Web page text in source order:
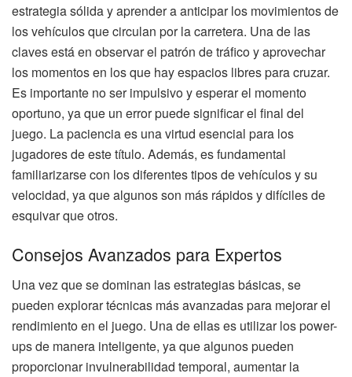
estrategia sólida y aprender a anticipar los movimientos de
los vehículos que circulan por la carretera. Una de las
claves está en observar el patrón de tráfico y aprovechar
los momentos en los que hay espacios libres para cruzar.
Es importante no ser impulsivo y esperar el momento
oportuno, ya que un error puede significar el final del
juego. La paciencia es una virtud esencial para los
jugadores de este título. Además, es fundamental
familiarizarse con los diferentes tipos de vehículos y su
velocidad, ya que algunos son más rápidos y difíciles de
esquivar que otros.
Consejos Avanzados para Expertos
Una vez que se dominan las estrategias básicas, se
pueden explorar técnicas más avanzadas para mejorar el
rendimiento en el juego. Una de ellas es utilizar los power-
ups de manera inteligente, ya que algunos pueden
proporcionar invulnerabilidad temporal, aumentar la